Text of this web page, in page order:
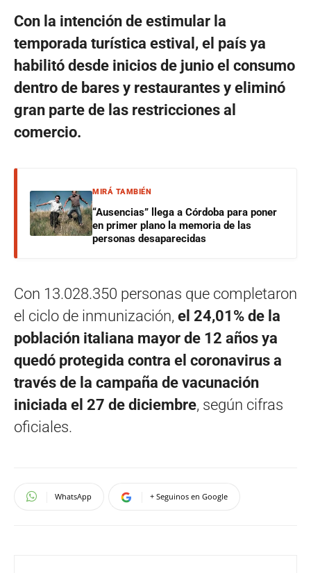
Con la intención de estimular la
temporada turística estival, el país ya
habilitó desde inicios de junio el consumo
dentro de bares y restaurantes y eliminó
gran parte de las restricciones al
comercio.
MIRÁ TAMBIÉN
“Ausencias” llega a Córdoba para poner
en primer plano la memoria de las
personas desaparecidas
Con 13.028.350 personas que completaron
el ciclo de inmunización, el 24,01% de la
población italiana mayor de 12 años ya
quedó protegida contra el coronavirus a
través de la campaña de vacunación
iniciada el 27 de diciembre, según cifras
oficiales.
WhatsApp + Seguinos en Google